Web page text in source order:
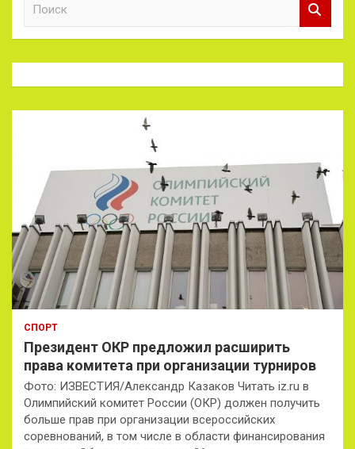
к
СПОРТ
Президент ОКР предложил расширить
права комитета при организации турниров
Фото: ИЗВЕСТИЯ/Александр Казаков Читать iz.ru в
Олимпийский комитет России (ОКР) должен получить
больше прав при организации всероссийских
соревнований, в том числе в области финансирования